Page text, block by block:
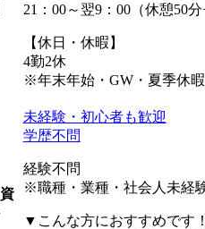
21：00～翌9：00（休憩50分
【休日・休暇】
4勤2休
※年末年始・GW・夏季休
未経験・初心者も歓迎
学歴不問
経験不問
※職種・業種・社会人未経
▼こんな方におすすめです！